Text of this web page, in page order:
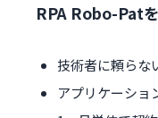
RPA Robo-Pat
技術者に頼らな
アプリケーショ